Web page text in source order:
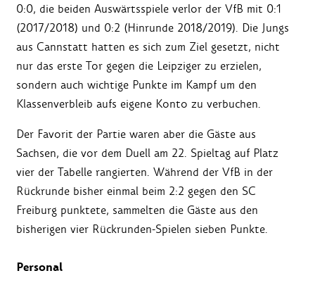
0:0, die beiden Auswärtsspiele verlor der VfB mit 0:1
(2017/2018) und 0:2 (Hinrunde 2018/2019). Die Jungs
aus Cannstatt hatten es sich zum Ziel gesetzt, nicht
nur das erste Tor gegen die Leipziger zu erzielen,
sondern auch wichtige Punkte im Kampf um den
Klassenverbleib aufs eigene Konto zu verbuchen.
Der Favorit der Partie waren aber die Gäste aus
Sachsen, die vor dem Duell am 22. Spieltag auf Platz
vier der Tabelle rangierten. Während der VfB in der
Rückrunde bisher einmal beim 2:2 gegen den SC
Freiburg punktete, sammelten die Gäste aus den
bisherigen vier Rückrunden-Spielen sieben Punkte.
Personal